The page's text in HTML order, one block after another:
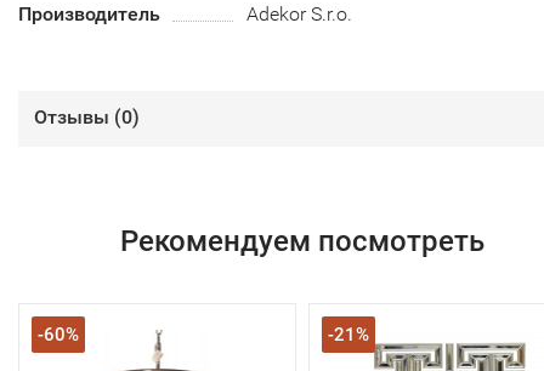
Производитель
Adekor S.r.o.
Отзывы (0)
Рекомендуем посмотреть
-60% -21%